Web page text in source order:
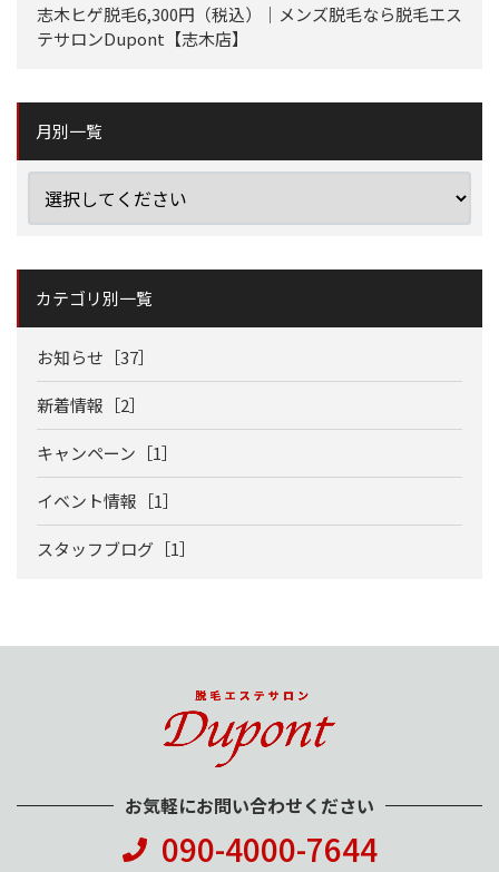
志木ヒゲ脱毛6,300円（税込）｜メンズ脱毛なら脱毛エス
テサロンDupont【志木店】
月別一覧
カテゴリ別一覧
お知らせ［37］
新着情報［2］
キャンペーン［1］
イベント情報［1］
スタッフブログ［1］
お気軽にお問い合わせください
090-4000-7644